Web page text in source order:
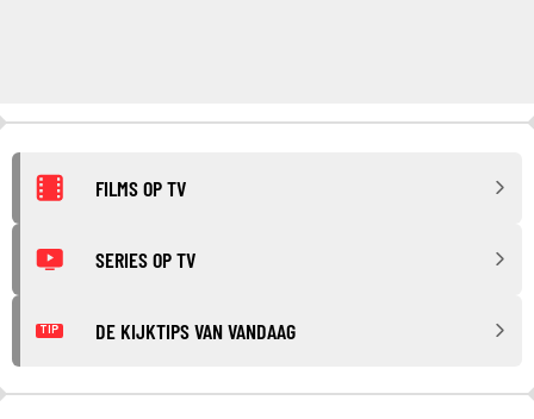
FILMS OP TV
SERIES OP TV
TIP DE KIJKTIPS VAN VANDAAG